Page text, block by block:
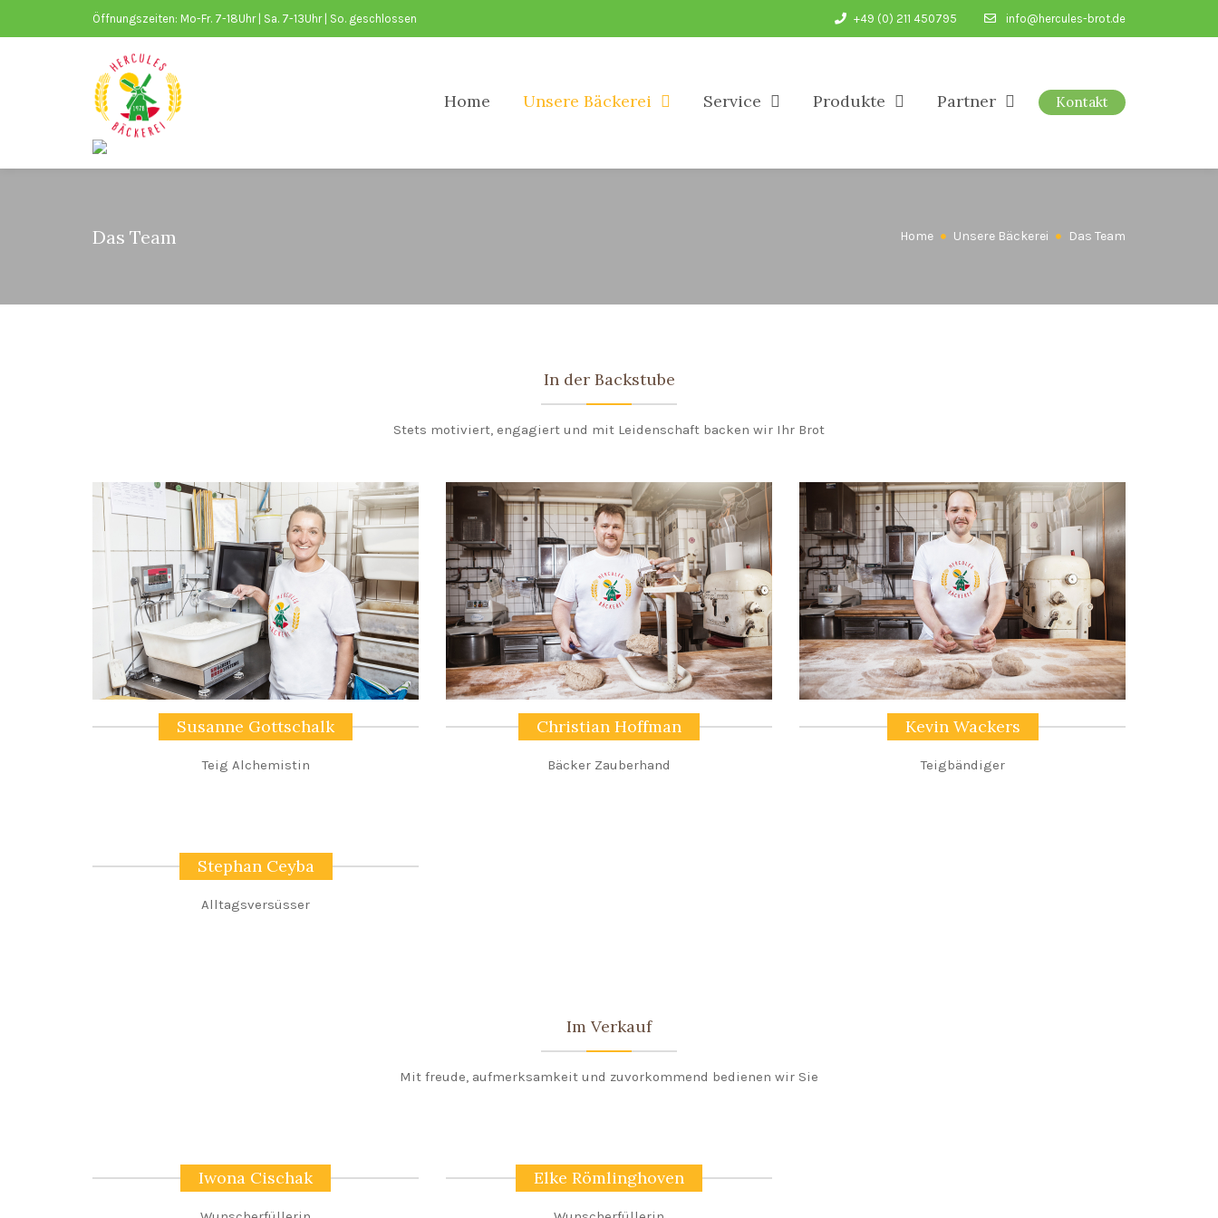
Öffnungszeiten: Mo-Fr. 7-18Uhr | Sa. 7-13Uhr | So. geschlossen +49 (0) 211 450795 info@hercules-brot.de
Home Unsere Bäckerei Service Produkte Partner Kontakt
Das Team Home Unsere Bäckerei Das Team
In der Backstube
Stets motiviert, engagiert und mit Leidenschaft backen wir Ihr Brot
Susanne Gottschalk
Teig Alchemistin
Christian Hoffman
Bäcker Zauberhand
Kevin Wackers
Teigbändiger
Stephan Ceyba
Alltagsversüsser
Im Verkauf
Mit freude, aufmerksamkeit und zuvorkommend bedienen wir Sie
Iwona Cischak Elke Römlinghoven